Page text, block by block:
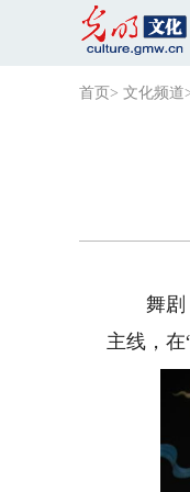
首页 > 文化频道
舞剧《
主线，在